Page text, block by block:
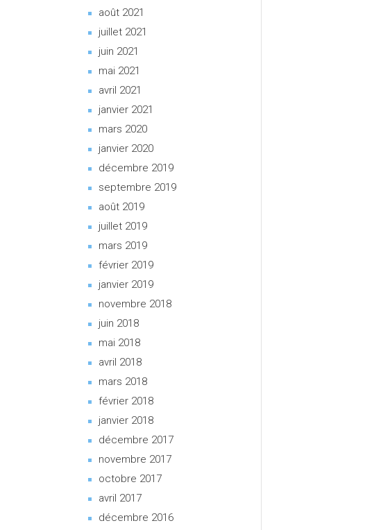
août 2021
juillet 2021
juin 2021
mai 2021
avril 2021
janvier 2021
mars 2020
janvier 2020
décembre 2019
septembre 2019
août 2019
juillet 2019
mars 2019
février 2019
janvier 2019
novembre 2018
juin 2018
mai 2018
avril 2018
mars 2018
février 2018
janvier 2018
décembre 2017
novembre 2017
octobre 2017
avril 2017
décembre 2016